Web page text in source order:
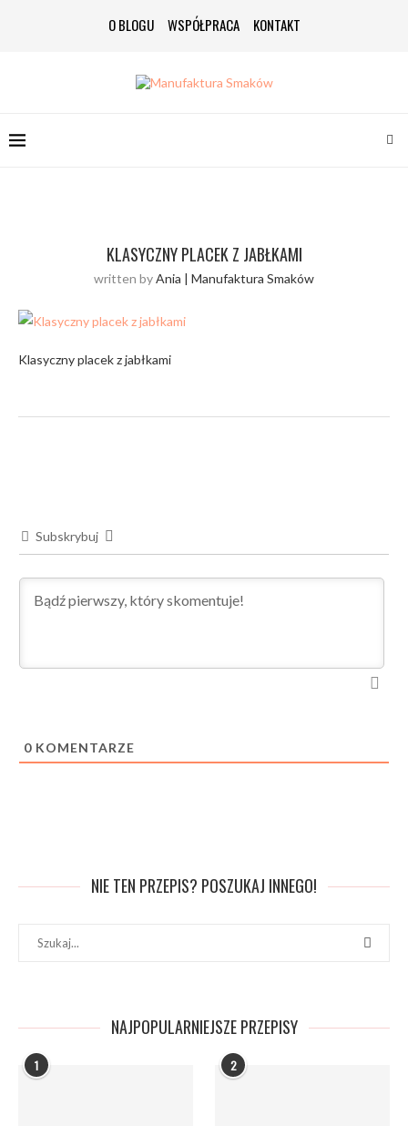
O BLOGU WSPÓŁPRACA KONTAKT
KLASYCZNY PLACEK Z JABŁKAMI
written byAnia | Manufaktura Smaków
Klasyczny placek z jabłkami
Subskrybuj
0 KOMENTARZE
NIE TEN PRZEPIS? POSZUKAJ INNEGO!
NAJPOPULARNIEJSZE PRZEPISY
1 2